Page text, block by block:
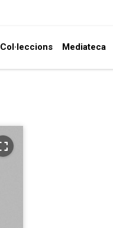
Col·leccions Mediateca